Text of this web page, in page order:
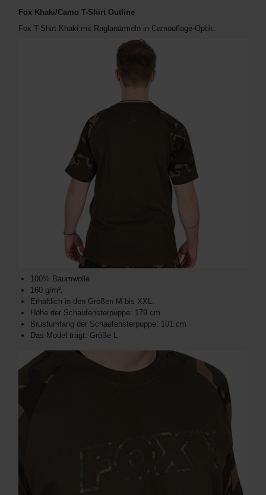
Fox Khaki/Camo T-Shirt Outline
Fox T-Shirt Khaki mit Raglanärmeln in Camouflage-Optik.
100% Baumwolle
160 g/m².
Erhältlich in den Größen M bis XXL.
Höhe der Schaufensterpuppe: 179 cm
Brustumfang der Schaufensterpuppe: 101 cm
Das Model trägt: Größe L